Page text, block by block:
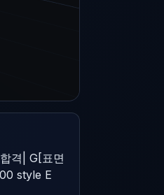
격| G[표면
style E